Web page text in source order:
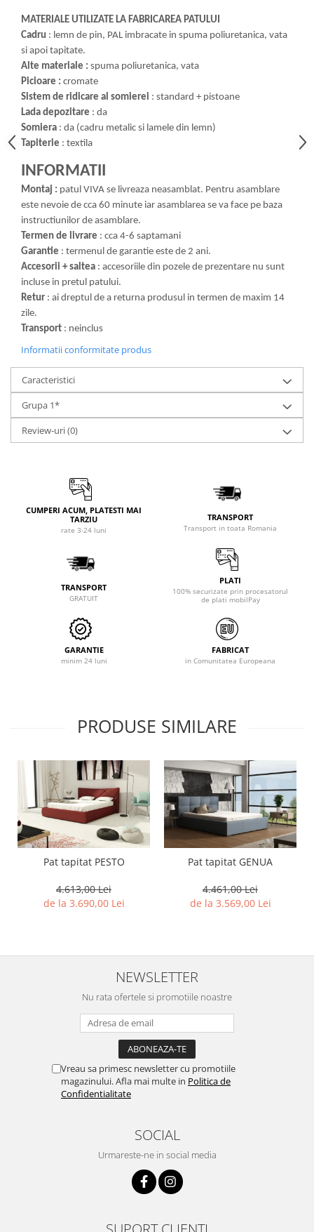
MATERIALE UTILIZATE LA FABRICAREA PATULUI
Cadru : lemn de pin, PAL imbracate in spuma poliuretanica, vata
si apoi tapitate.
Alte materiale : spuma poliuretanica, vata
Picioare : cromate
Sistem de ridicare al somierei : standard + pistoane
Lada depozitare : da
Somiera : da (cadru metalic si lamele din lemn)
Tapiterie : textila
INFORMATII
Montaj : patul VIVA se livreaza neasamblat. Pentru asamblare
este nevoie de cca 60 minute iar asamblarea se va face pe baza
instructiunilor de asamblare.
Termen de livrare : cca 4-6 saptamani
Garantie : termenul de garantie este de 2 ani.
Accesorii + saltea : accesoriile din pozele de prezentare nu sunt
incluse in pretul patului.
Retur : ai dreptul de a returna produsul in termen de maxim 14
zile.
Transport : neinclus
Informatii conformitate produs
Caracteristici
Grupa 1*
Review-uri(0)
CUMPERI ACUM, PLATESTI MAI
TARZIU
rate 3-24 luni
TRANSPORT
Transport in toata Romania
TRANSPORT
GRATUIT
PLATI
100% securizate prin procesatorul
de plati mobilPay
GARANTIE
minim 24 luni
FABRICAT
in Comunitatea Europeana
PRODUSE SIMILARE
Pat tapitat PESTO
4.613,00 Lei
de la 3.690,00 Lei
Pat tapitat GENUA
4.461,00 Lei
de la 3.569,00 Lei
NEWSLETTER
Nu rata ofertele si promotiile noastre
Vreau sa primesc newsletter cu promotiile
magazinului. Afla mai multe in Politica de
Confidentialitate
SOCIAL
Urmareste-ne in social media